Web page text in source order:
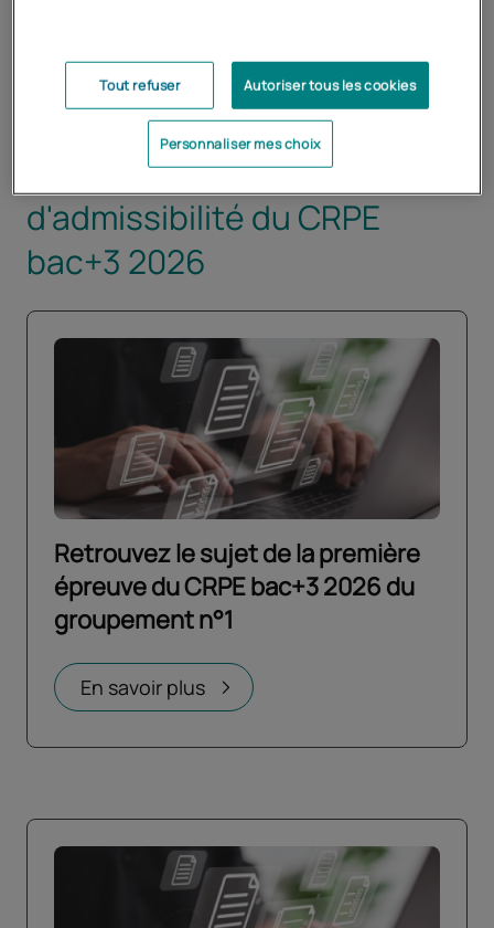
Retrouvez les sujets de la
première épreuve
d'admissibilité du CRPE
bac+3 2026
Retrouvez le sujet de la première
épreuve du CRPE bac+3 2026 du
groupement n°1
En savoir plus
Ouvrir dans un nouvel onglet
Tout refuser Autoriser tous les cookies
Personnaliser mes choix